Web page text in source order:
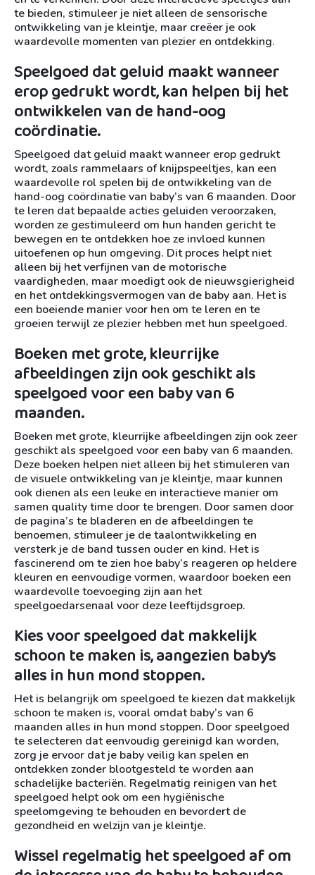
te bieden, stimuleer je niet alleen de sensorische
ontwikkeling van je kleintje, maar creëer je ook
waardevolle momenten van plezier en ontdekking.
Speelgoed dat geluid maakt wanneer
erop gedrukt wordt, kan helpen bij het
ontwikkelen van de hand-oog
coördinatie.
Speelgoed dat geluid maakt wanneer erop gedrukt
wordt, zoals rammelaars of knijpspeeltjes, kan een
waardevolle rol spelen bij de ontwikkeling van de
hand-oog coördinatie van baby’s van 6 maanden. Door
te leren dat bepaalde acties geluiden veroorzaken,
worden ze gestimuleerd om hun handen gericht te
bewegen en te ontdekken hoe ze invloed kunnen
uitoefenen op hun omgeving. Dit proces helpt niet
alleen bij het verfijnen van de motorische
vaardigheden, maar moedigt ook de nieuwsgierigheid
en het ontdekkingsvermogen van de baby aan. Het is
een boeiende manier voor hen om te leren en te
groeien terwijl ze plezier hebben met hun speelgoed.
Boeken met grote, kleurrijke
afbeeldingen zijn ook geschikt als
speelgoed voor een baby van 6
maanden.
Boeken met grote, kleurrijke afbeeldingen zijn ook zeer
geschikt als speelgoed voor een baby van 6 maanden.
Deze boeken helpen niet alleen bij het stimuleren van
de visuele ontwikkeling van je kleintje, maar kunnen
ook dienen als een leuke en interactieve manier om
samen quality time door te brengen. Door samen door
de pagina’s te bladeren en de afbeeldingen te
benoemen, stimuleer je de taalontwikkeling en
versterk je de band tussen ouder en kind. Het is
fascinerend om te zien hoe baby’s reageren op heldere
kleuren en eenvoudige vormen, waardoor boeken een
waardevolle toevoeging zijn aan het
speelgoedarsenaal voor deze leeftijdsgroep.
Kies voor speelgoed dat makkelijk
schoon te maken is, aangezien baby’s
alles in hun mond stoppen.
Het is belangrijk om speelgoed te kiezen dat makkelijk
schoon te maken is, vooral omdat baby’s van 6
maanden alles in hun mond stoppen. Door speelgoed
te selecteren dat eenvoudig gereinigd kan worden,
zorg je ervoor dat je baby veilig kan spelen en
ontdekken zonder blootgesteld te worden aan
schadelijke bacteriën. Regelmatig reinigen van het
speelgoed helpt ook om een hygiënische
speelomgeving te behouden en bevordert de
gezondheid en welzijn van je kleintje.
Wissel regelmatig het speelgoed af om